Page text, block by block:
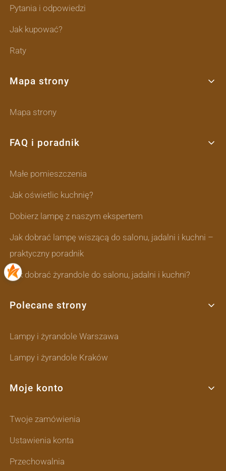
Pytania i odpowiedzi
Jak kupować?
Raty
Mapa strony
Mapa strony
FAQ i poradnik
Małe pomieszczenia
Jak oświetlic kuchnię?
Dobierz lampę z naszym ekspertem
Jak dobrać lampę wiszącą do salonu, jadalni i kuchni –
praktyczny poradnik
Jak dobrać żyrandole do salonu, jadalni i kuchni?
Polecane strony
Lampy i żyrandole Warszawa
Lampy i żyrandole Kraków
Moje konto
Twoje zamówienia
Ustawienia konta
Przechowalnia